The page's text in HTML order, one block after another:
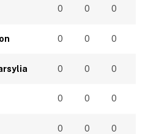
0 0 0
0 0 0
0 0 0
0 0 0
0 0 0